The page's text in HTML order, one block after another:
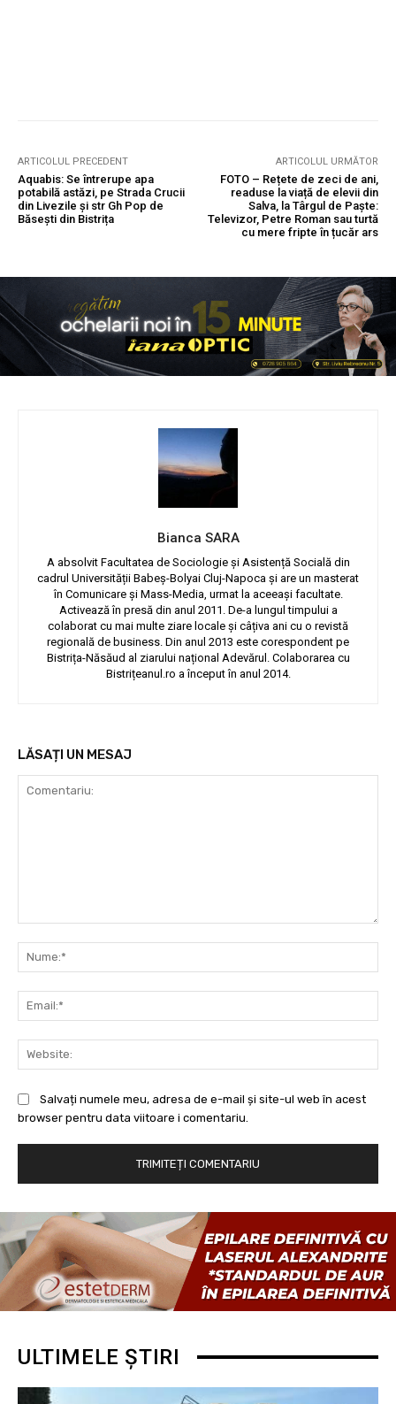
ARTICOLUL PRECEDENT
Aquabis: Se întrerupe apa
potabilă astăzi, pe Strada Crucii
din Livezile și str Gh Pop de
Băsești din Bistrița
ARTICOLUL URMĂTOR
FOTO – Rețete de zeci de ani,
readuse la viață de elevii din
Salva, la Târgul de Paște:
Televizor, Petre Roman sau turtă
cu mere fripte în țucăr ars
Bianca SARA
A absolvit Facultatea de Sociologie și Asistență Socială din
cadrul Universității Babeș-Bolyai Cluj-Napoca și are un masterat
în Comunicare și Mass-Media, urmat la aceeași facultate.
Activează în presă din anul 2011. De-a lungul timpului a
colaborat cu mai multe ziare locale și câțiva ani cu o revistă
regională de business. Din anul 2013 este corespondent pe
Bistrița-Năsăud al ziarului național Adevărul. Colaborarea cu
Bistrițeanul.ro a început în anul 2014.
LĂSAȚI UN MESAJ
Salvați numele meu, adresa de e-mail și site-ul web în acest
browser pentru data viitoare i comentariu.
ULTIMELE ȘTIRI